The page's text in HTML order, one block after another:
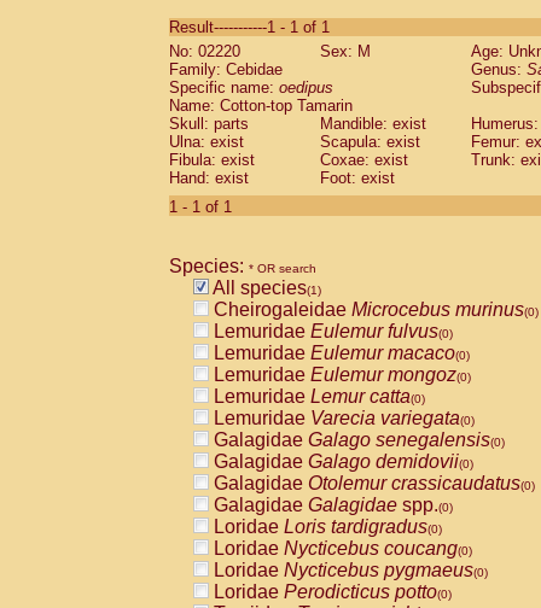
CebidaeSaguinus labiatus(0)
Cebidae Saguinus leucopus (0)
Cebidae
CebidaeSaguinus mystax
Cebidae Saguinus nigricollis (0)
Cebidae Saguinus oedipus
Cebidae Saguinus weddelli
Cebidae Saguinusspp.
Cebidae
CebidaeCebus capucinus
CebidaeCebus nigrivittatus
CebidaeCebus spp.(0)
CebidaeSaimiri boliviensis(0)
CebidaeSaimiri sciureus(0)
AtelidaeAlouatta caraya(0)
AtelidaeAlouatta fusca(0)
AtelidaeAlouatta seniculus(0)
AtelidaeAlouattaspp.(0)
AtelidaeAteles belzebuth(0)
AtelidaeAteles geoffroyi(0)
AtelidaeAteles paniscus(0)
AtelidaeAtelesspp.(0)
AtelidaeLagothrix lagothricha(0)
AtelidaeLagothrix lagothricha cana
PitheciidaeCacajao calvus
Result-----------1 - 1 of 1
No: 02220
Sex: M
Age:
Family: Cebidae
Genus:
Specific name: oedipus
Name: Cotton-top Tamarin
Skull: parts
Mandible: exist
Ulna: exist
Scapula: exist
Femur:
Fibula: exist
Coxae: exist
Trunk:
Hand: exist
Foot: exist
1 - 1 of 1
Species: * OR search
All species(1)
Cheirogaleidae Microcebus murinus(0)
Lemuridae Eulemur fulvus(0)
Lemuridae Eulemur macaco(0)
Lemuridae Eulemur mongoz(0)
Lemuridae Lemur catta(0)
Lemuridae Varecia variegata(0)
Galagidae Galago senegalensis(0)
Galagidae Galago demidovii(0)
Galagidae Otolemur crassicaudatus(0)
Galagidae Galagidae spp.(0)
Loridae Loris tardigradus(0)
Loridae Nycticebus coucang(0)
Loridae Nycticebus pygmaeus(0)
Loridae Perodicticus potto(0)